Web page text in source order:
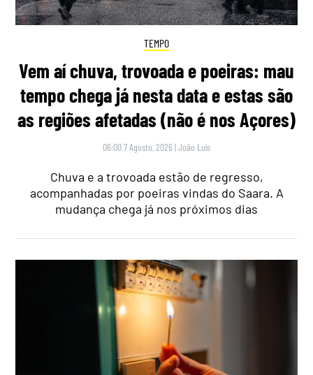
TEMPO
Vem aí chuva, trovoada e poeiras: mau
tempo chega já nesta data e estas são
as regiões afetadas (não é nos Açores)
06:00 7 Agosto, 2026 |João Luís
Chuva e a trovoada estão de regresso,
acompanhadas por poeiras vindas do Saara. A
mudança chega já nos próximos dias